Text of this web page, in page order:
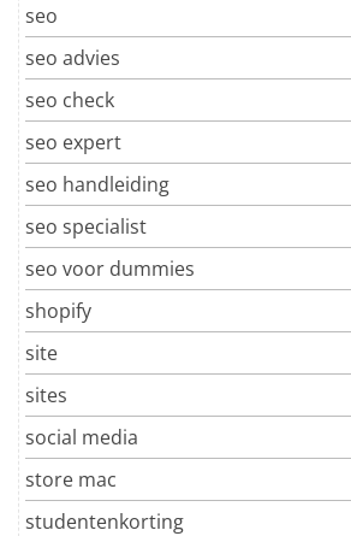
seo
seo advies
seo check
seo expert
seo handleiding
seo specialist
seo voor dummies
shopify
site
sites
social media
store mac
studentenkorting